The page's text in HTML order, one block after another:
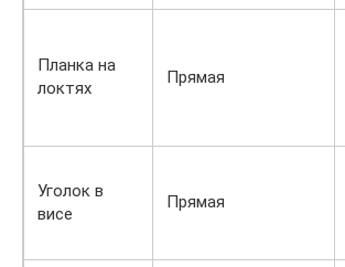
Планка на
локтях
Прямая
Уголок в
висе
Прямая